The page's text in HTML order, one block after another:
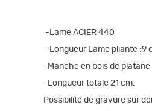
-Lame ACIER 440
-Longueur Lame pliante :9
-Manche en bois de platane
-Longueur totale 21 cm.
Possibilité de gravure sur